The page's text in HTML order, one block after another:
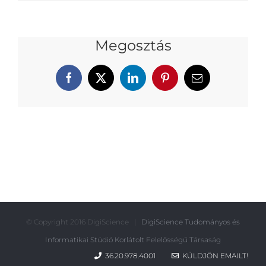
Megosztás
Facebook
X LinkedInPinterestEmail:
© Copyright 2016 DigiScience | DigiScience Tudományos és
Informatikai Stúdió Korlátolt Felelősségű Társaság
36.20.978.4001
KÜLDJÖN EMAILT!